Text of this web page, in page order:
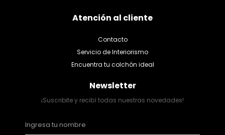
Atención al cliente
Contacto
Servicio de Interiorismo
Encuentra tu colchón ideal
Newsletter
¡Suscribite y recibí todas nuestras novedades!